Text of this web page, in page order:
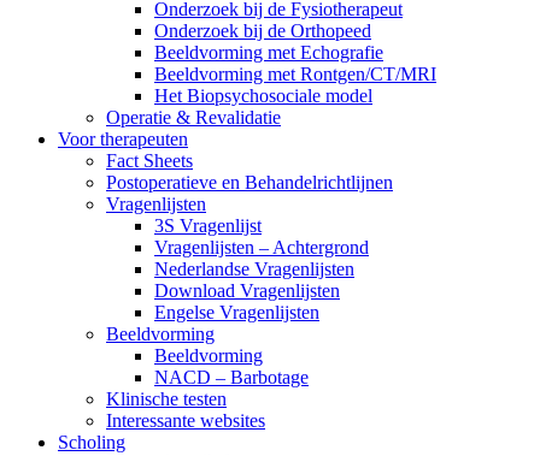
Onderzoek bij de Fysiotherapeut
Onderzoek bij de Orthopeed
Beeldvorming met Echografie
Beeldvorming met Rontgen/CT/MRI
Het Biopsychosociale model
Operatie & Revalidatie
Voor therapeuten
Fact Sheets
Postoperatieve en Behandelrichtlijnen
Vragenlijsten
3S Vragenlijst
Vragenlijsten – Achtergrond
Nederlandse Vragenlijsten
Download Vragenlijsten
Engelse Vragenlijsten
Beeldvorming
Beeldvorming
NACD – Barbotage
Klinische testen
Interessante websites
Scholing